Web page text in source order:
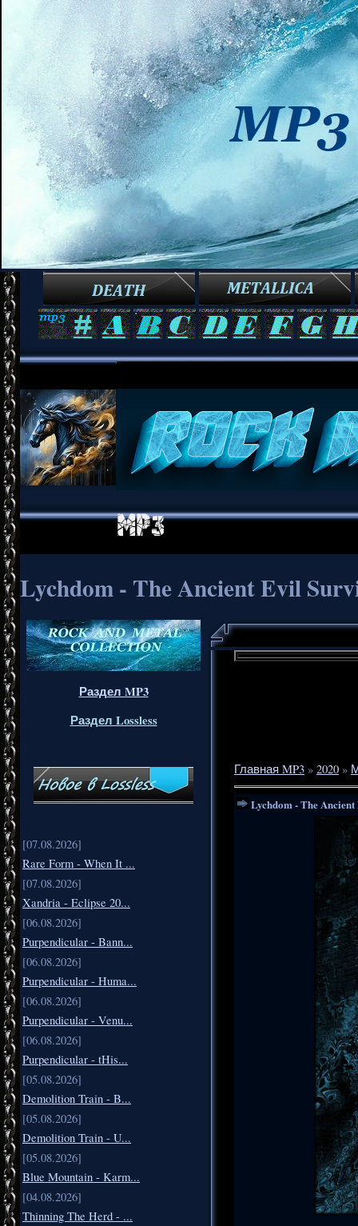
Lychdom - The Ancient Evil
Раздел MP3
Раздел Lossless
[07.08.2026]
Rare Form - When It ...
[07.08.2026]
Xandria - Eclipse 20...
[06.08.2026]
Purpendicular - Bann...
[06.08.2026]
Purpendicular - Huma...
[06.08.2026]
Purpendicular - Venu...
[06.08.2026]
Purpendicular - tHis...
[05.08.2026]
Demolition Train - B...
[05.08.2026]
Demolition Train - U...
[05.08.2026]
Blue Mountain - Karm...
[04.08.2026]
Thinning The Herd - ...
Главная MP3 » 2020 »
Lychdom - The